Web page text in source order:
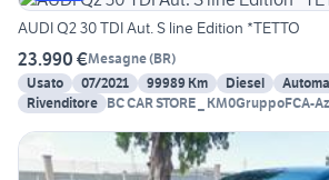
AUDI Q2 30 TDI Aut. S line Edition *TETTO
23.990 €Mesagne(BR)
Usato
07/2021 99989 Km Diesel
Rivenditore BC CAR STORE _ KM0GruppoFCA-